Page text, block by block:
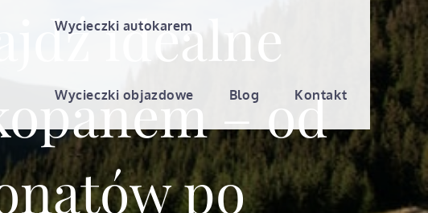
Wycieczki autokarem
Wycieczki objazdowe Blog Kontakt
idealne
– od
po